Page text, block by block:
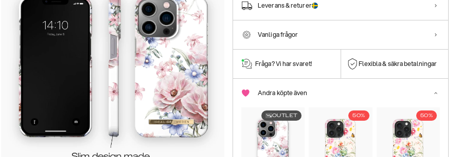
Leverans & returer
Vanliga frågor
Fråga? Vi har svaret! Flexibla & säkra betalningar
Andra köpte även
OUTLET 50% 50%